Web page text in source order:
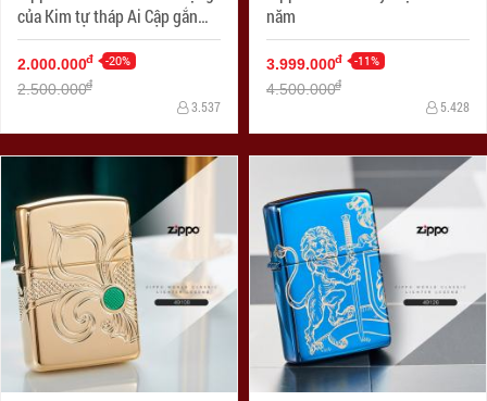
của Kim tự tháp Ai Cập gắn
Viên pha lê Swarovski
2.000.000đ -20%
2.500.000đ
3.537
năm
3.999.000đ -11%
4.500.000đ
5.428